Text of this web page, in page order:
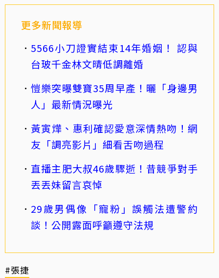
更多新聞報導
5566小刀證實結束14年婚姻！ 認與
台玻千金林文晴低調離婚
愷樂突曝雙寶35周早產！曬「身邊男
人」最新情況曝光
黃寅燁、惠利確認愛意深情熱吻！網
友「調亮影片」細看舌吻過程
直播主肥大叔46歲驟逝！昔競爭對手
丟丟妹留言哀悼
29歲男偶像「寵粉」誤觸法遭警約
談！公開露面呼籲遵守法規
#張捷